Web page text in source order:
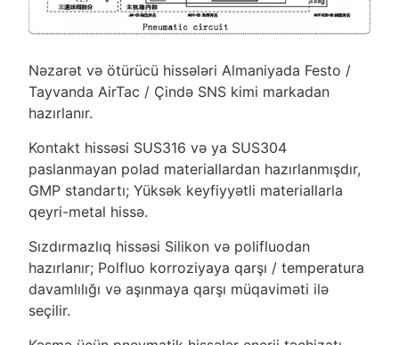
Nəzarət və ötürücü hissələri Almaniyada Festo /
Tayvanda AirTac / Çində SNS kimi markadan
hazırlanır.
Kontakt hissəsi SUS316 və ya SUS304
paslanmayan polad materiallardan hazırlanmışdır,
GMP standartı; Yüksək keyfiyyətli materiallarla
qeyri-metal hissə.
Sızdırmazlıq hissəsi Silikon və polifluodan
hazırlanır; Polfluo korroziyaya qarşı / temperatura
davamlılığı və aşınmaya qarşı müqaviməti ilə
seçilir.